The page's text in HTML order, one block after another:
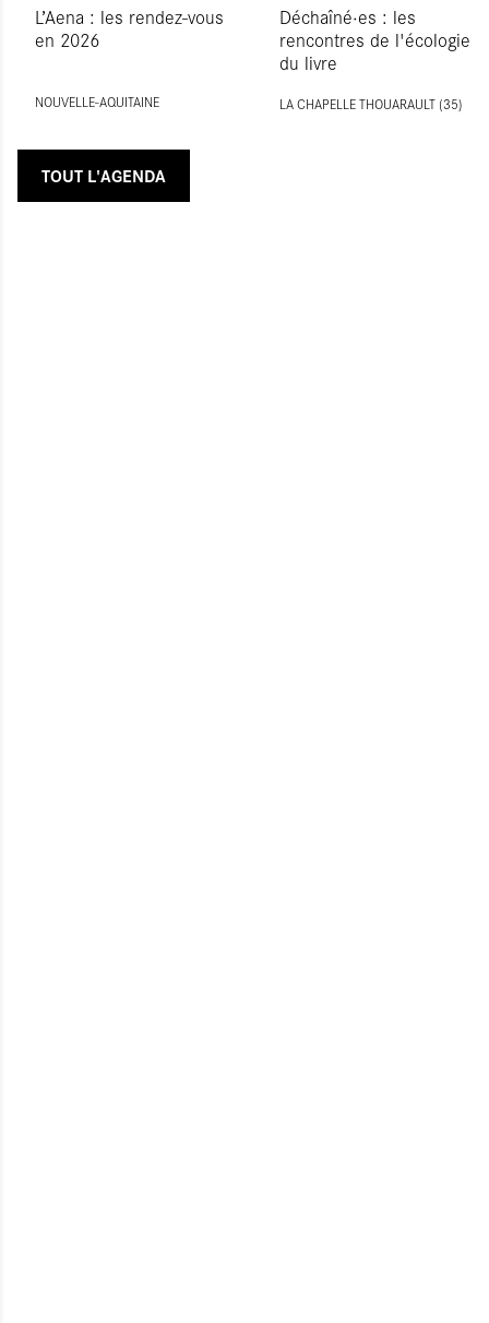
L’Aena : les rendez-vous
en 2026
NOUVELLE-AQUITAINE
Déchaîné·es : les
rencontres de l'écologie
du livre
LA CHAPELLE THOUA­RAULT (35)
TOUT L'AGENDA